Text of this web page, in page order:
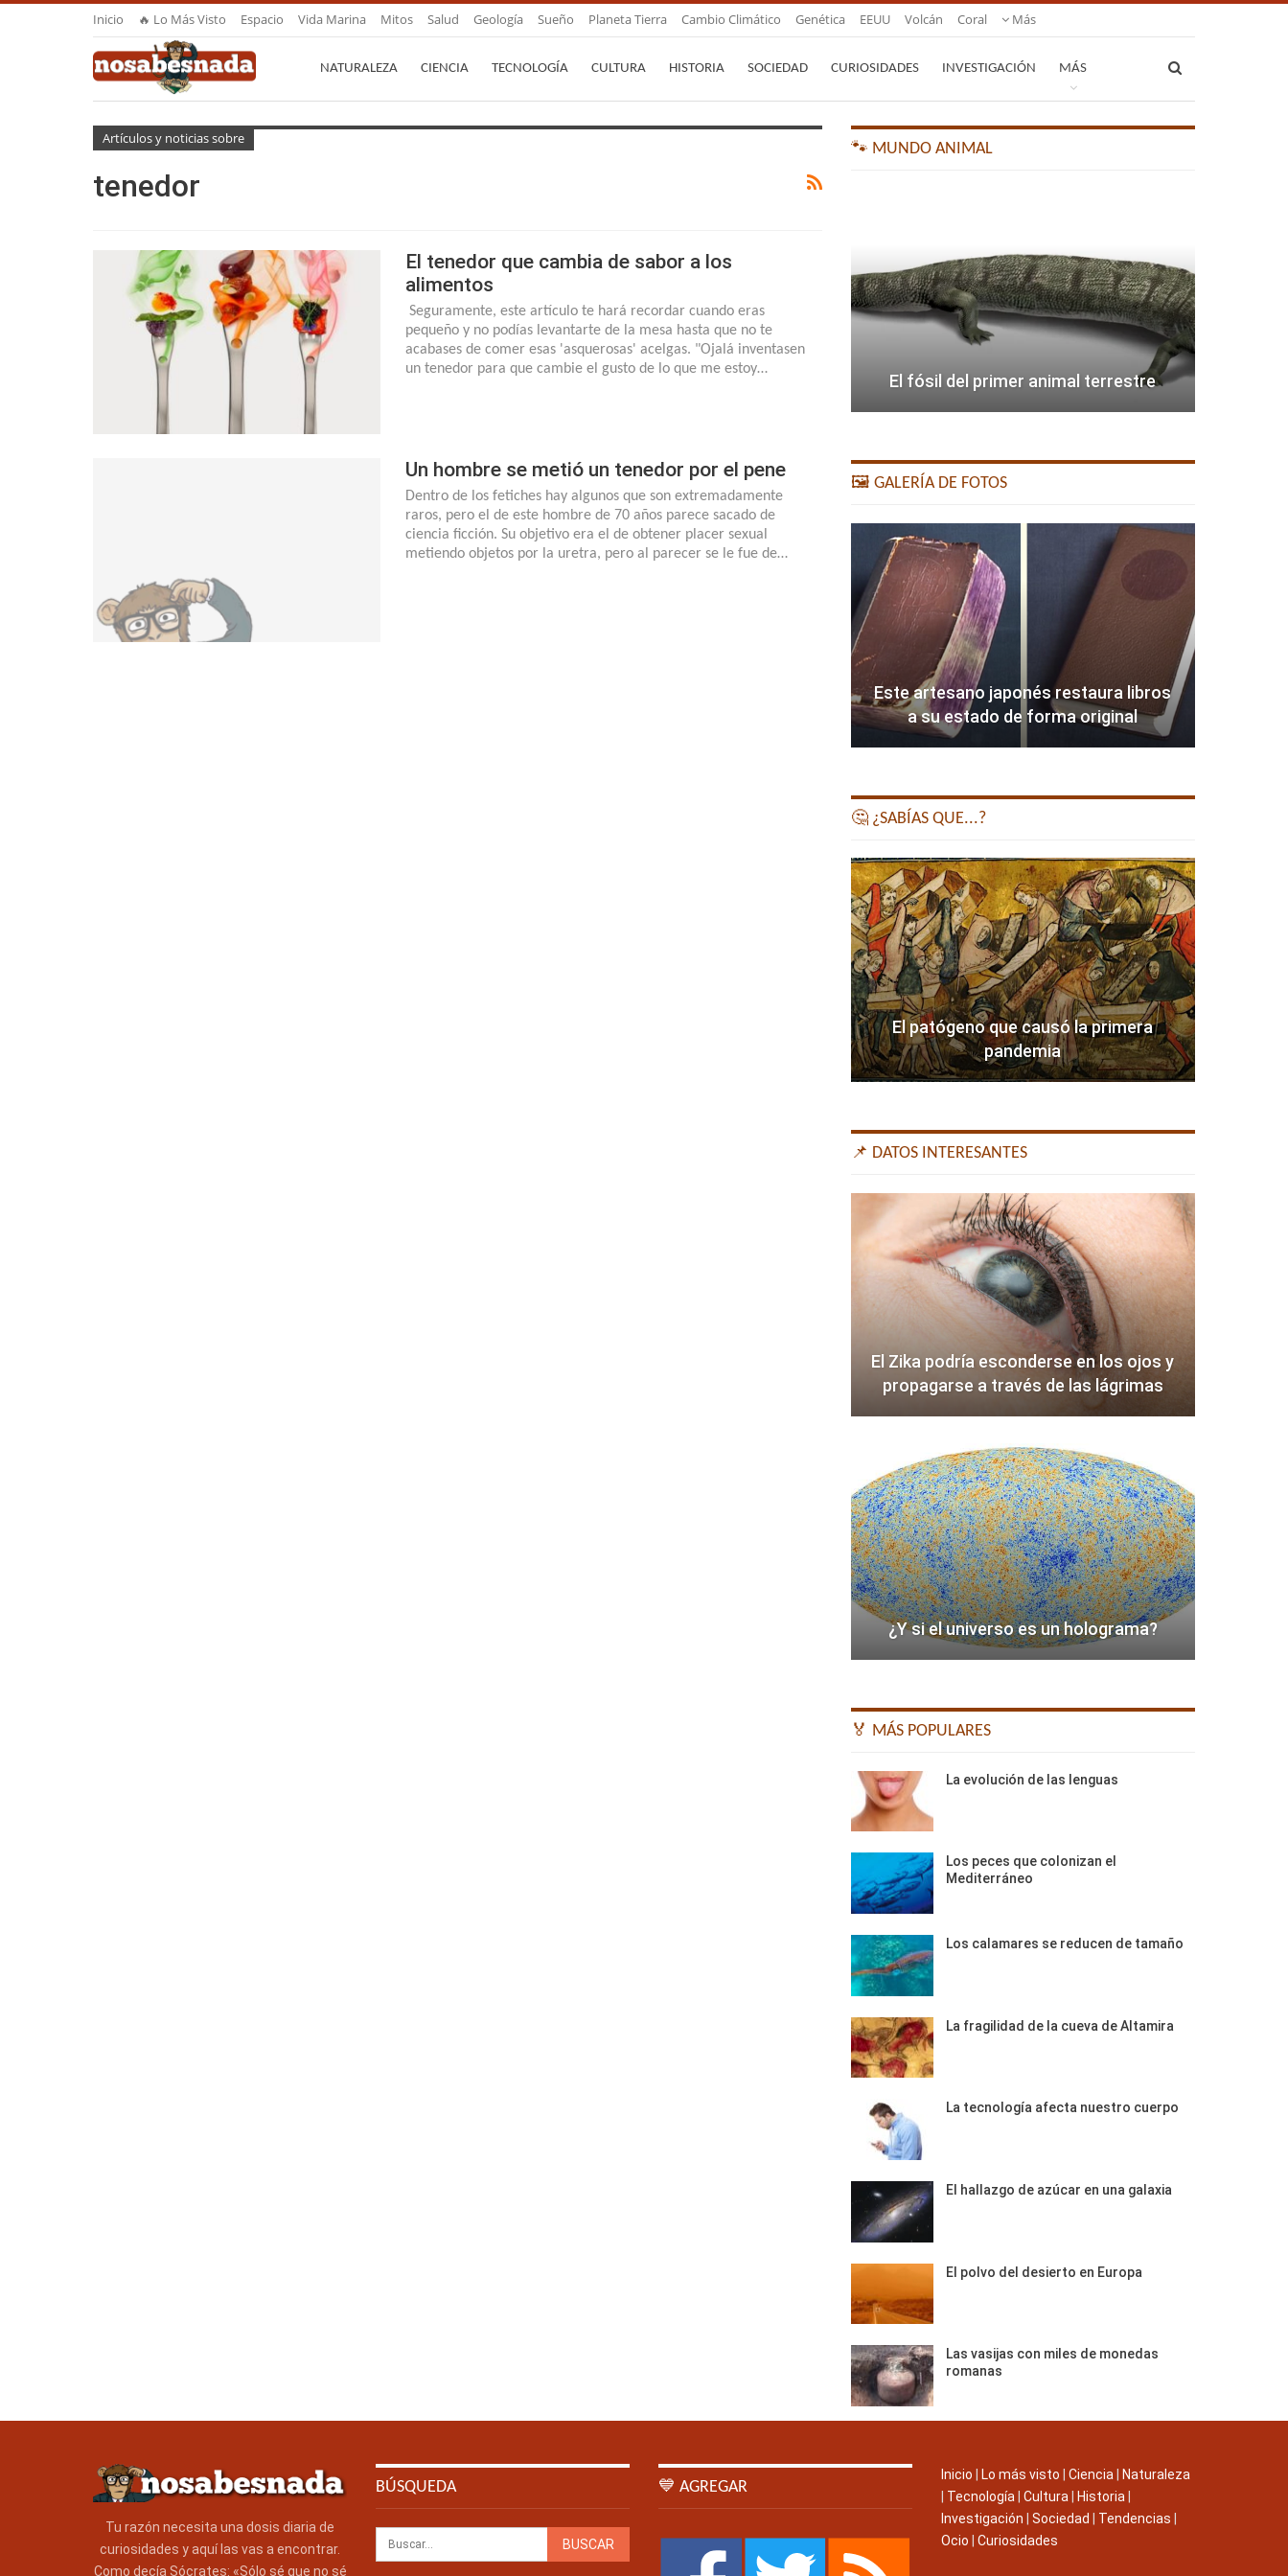
Inicio 🔥 Lo Más Visto Espacio Vida Marina Mitos Salud Geología Sueño Planeta Tierra Cambio Climático Genética EEUU Volcán Coral Más
NATURALEZA CIENCIA TECNOLOGÍA CULTURA HISTORIA SOCIEDAD CURIOSIDADES INVESTIGACIÓN MÁS
Artículos y noticias sobre
tenedor
El tenedor que cambia de sabor a los
alimentos
Seguramente, este artículo te hará recordar cuando eras
pequeño y no podías levantarte de la mesa hasta que no te
acabases de comer esas 'asquerosas' acelgas. "Ojalá inventasen
un tenedor para que cambie el gusto de lo que me estoy…
Un hombre se metió un tenedor por el pene
Dentro de los fetiches hay algunos que son extremadamente
raros, pero el de este hombre de 70 años parece sacado de
ciencia ficción. Su objetivo era el de obtener placer sexual
metiendo objetos por la uretra, pero al parecer se le fue de…
🐾 MUNDO ANIMAL
El fósil del primer animal terrestre
🖼️ GALERÍA DE FOTOS
Este artesano japonés restaura libros
a su estado de forma original
🤔 ¿SABÍAS QUE...?
El patógeno que causó la primera
pandemia
📌 DATOS INTERESANTES
El Zika podría esconderse en los ojos y
propagarse a través de las lágrimas
¿Y si el universo es un holograma?
🏅 MÁS POPULARES
La evolución de las lenguas
Los peces que colonizan el
Mediterráneo
Los calamares se reducen de tamaño
La fragilidad de la cueva de Altamira
La tecnología afecta nuestro cuerpo
El hallazgo de azúcar en una galaxia
El polvo del desierto en Europa
Las vasijas con miles de monedas
romanas
Tu razón necesita una dosis diaria de
curiosidades y aquí las vas a encontrar.
Como decía Sócrates: «Sólo sé que no sé
BÚSQUEDA 💙 AGREGAR
Inicio Lo más visto Ciencia
Naturaleza
Tecnología Cultura Historia
Investigación
Sociedad Tendencias
Ocio
Curiosidades